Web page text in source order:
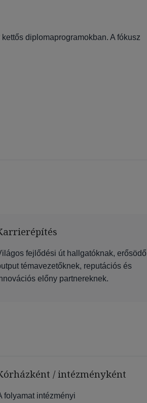
diplomaprogramokban. A fókusz
fejlődési út hallgatóknak, erősödő
témavezetőknek, reputációs és
előny partnereknek.
/ intézményként
folyamat intézményi